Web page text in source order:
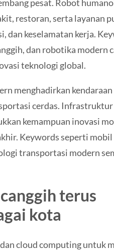
pesat. Robot
restoran, serta layanan
dan keselamatan kerja.
dan robotika modern
teknologi global.
menghadirkan
cerdas.
kemampuan inovasi
Keywords seperti
transportasi modern
terus
kota
cloud computing untuk